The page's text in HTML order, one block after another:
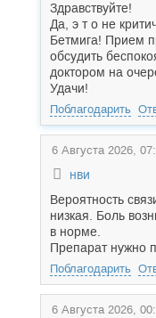
Здравствуйте!
Да, э т о не
Бетмига! Прием
обсудить
доктором на
Удачи!
Поблагодарить
6 Августа 2026,
нви
Вероятность
низкая. Боль
в норме.
Препарат нужно
Поблагодарить
6 Августа 2026,